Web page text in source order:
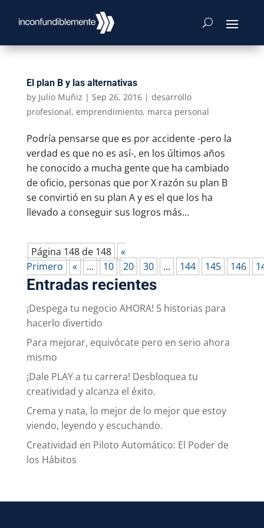
El plan B y las alternativas
by Julio Muñiz | Sep 26, 2016| desarrollo
profesional, emprendimiento, marca personal
Podría pensarse que es por accidente -pero la
verdad es que no es así-, en los últimos años
he conocido a mucha gente que ha cambiado
de oficio, personas que por X razón su plan B
se convirtió en su plan A y es el que los ha
llevado a conseguir sus logros más...
Página 148 de 148
«
Primero
« ... 10 20 30 ... 144 145 146
Entradas recientes
¡Despega tu negocio AHORA! 5 historias para
hacerlo divertido
Para mejorar, equivócate pero en serio ahora
mismo
¡Dale PLAY a tu carrera! Desbloquea tu
creatividad y alcanza el éxito.
Crema y nata, lo mejor de lo mejor que estoy
viendo, leyendo y escuchando.
Creatividad en Piloto Automático: El Poder de
los Hábitos